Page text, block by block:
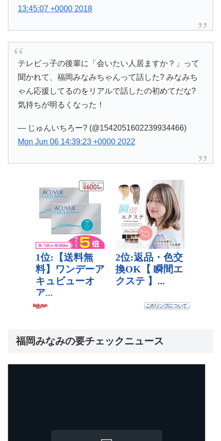
13:45:07 +0000 2018
テレビっ子の後輩に「会いたい人居ますか？」って
聞かれて、福岡みなみちゃんって話した? みなみち
ゃん応援してるのをリアルで話したの初めてだな?
気持ちが明るくなった！
— じゅんいちろー? (@1542051602239934466)
Mon Jun 06 14:39:23 +0000 2022
福岡みなみの要チェックニュース